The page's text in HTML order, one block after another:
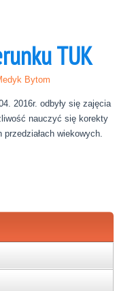
TUK
Bytom
2016r. odbyły się zajęcia
nauczyć się korekty
wiekowych.